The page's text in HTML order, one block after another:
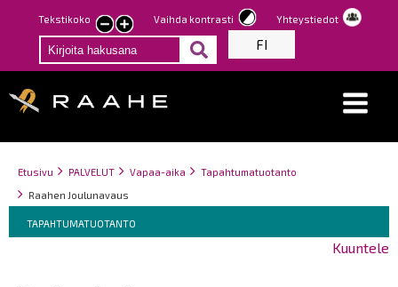
Hyppää
pääsisältöön
Tekstikoko
Pienennä
tekstin
kokoa
Suurenna
tekstin
kokoa
Vaihda kontrasti Yhteystiedot
FI
Breadcrumbs
You
are
Etusivu PALVELUT Vapaa-aika
Tapahtumatuotanto
Raahen Joulunavaus
Breadcrumbs
You
are
TAPAHTUMATUOTANTO
Kuuntele